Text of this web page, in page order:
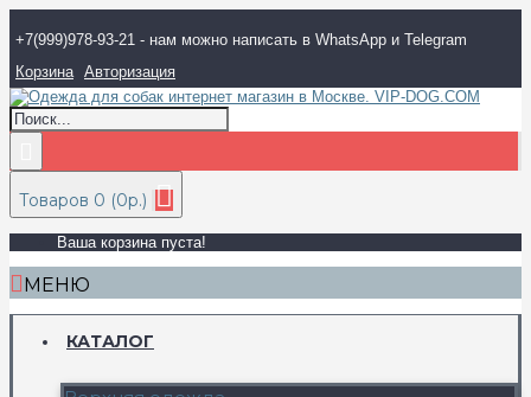
+7(999)978-93-21 - нам можно написать в WhatsApp и Telegram
Корзина Авторизация
Товаров 0 (0р.)
Ваша корзина пуста!
МЕНЮ
КАТАЛОГ